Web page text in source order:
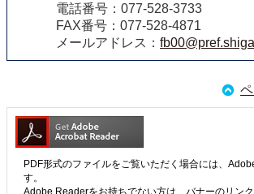
電話番号：077-528-3733
FAX番号：077-528-4871
メールアドレス：
PDF形式のファイルをご覧いただく場合には、
す。
Adobe Readerをお持ちでない方は、バナーのリン